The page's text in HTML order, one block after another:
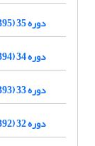
دوره 35 (1395)
دوره 34 (1394)
دوره 33 (1393)
دوره 32 (1392)